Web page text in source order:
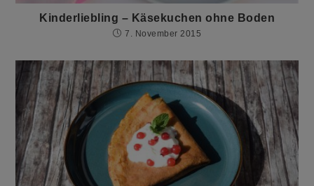
Kinderliebling – Käsekuchen ohne Boden
7. November 2015